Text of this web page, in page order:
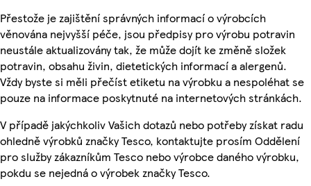
Přestože je zajištění správných informací o výrobcích
věnována nejvyšší péče, jsou předpisy pro výrobu potravin
neustále aktualizovány tak, že může dojít ke změně složek
potravin, obsahu živin, dietetických informací a alergenů.
Vždy byste si měli přečíst etiketu na výrobku a nespoléhat se
pouze na informace poskytnuté na internetových stránkách.
V případě jakýchkoliv Vašich dotazů nebo potřeby získat radu
ohledně výrobků značky Tesco, kontaktujte prosím Oddělení
pro služby zákazníkům Tesco nebo výrobce daného výrobku,
pokdu se nejedná o výrobek značky Tesco.